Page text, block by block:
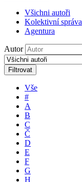
Všichni autoři
Kolektivní správa
Agentura
Autor
Filtrovat
Vše
#
A
B
C
Č
D
E
F
G
H